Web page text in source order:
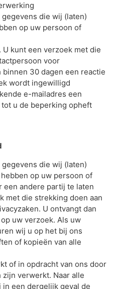
die wij (laten)
op uw persoon of
kunt een verzoek met die
voor
binnen 30 dagen een reactie
wordt ingewilligd
e-mailadres een
u de beperking opheft
die wij (laten)
op uw persoon of
een andere partij te laten
met die strekking doen aan
U ontvangt dan
uw verzoek. Als uw
wij u op het bij ons
of kopieën van alle
of in opdracht van ons door
verwerkt. Naar alle
een dergelijk geval de